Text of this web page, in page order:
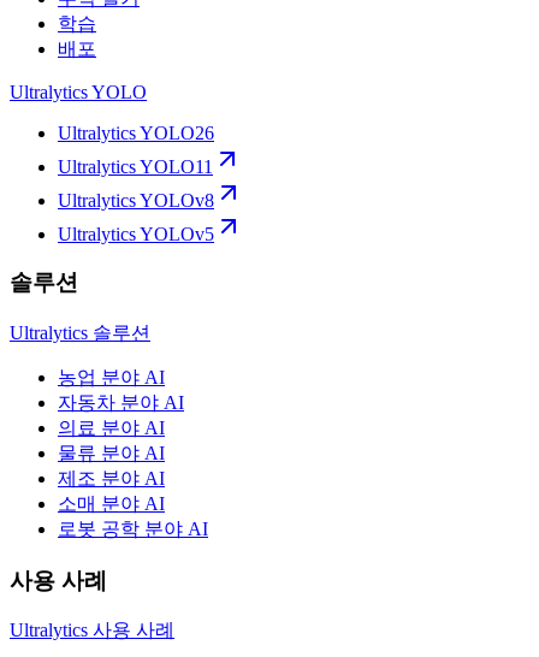
학습
배포
Ultralytics YOLO
Ultralytics YOLO26
Ultralytics YOLO11
Ultralytics YOLOv8
Ultralytics YOLOv5
솔루션
Ultralytics 솔루션
농업 분야 AI
자동차 분야 AI
의료 분야 AI
물류 분야 AI
제조 분야 AI
소매 분야 AI
로봇 공학 분야 AI
사용 사례
Ultralytics 사용 사례